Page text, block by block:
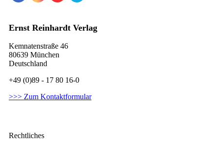
Ernst Reinhardt Verlag
Kemnatenstraße 46
80639 München
Deutschland
+49 (0)89 - 17 80 16-0
>>> Zum Kontaktformular
Rechtliches